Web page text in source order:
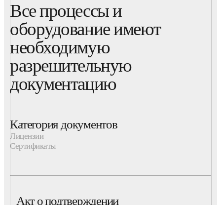
Все процессы и
оборудование имеют
необходимую
разрешительную
документацию
Категория документов
Лицензии
Сертификаты
Акт о подтверждении